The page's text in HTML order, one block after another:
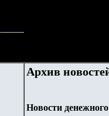
Архив
Новости